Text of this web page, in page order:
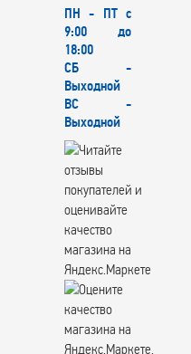
ПН - ПТ с
9:00 до
18:00
СБ -
Выходной
ВС -
Выходной